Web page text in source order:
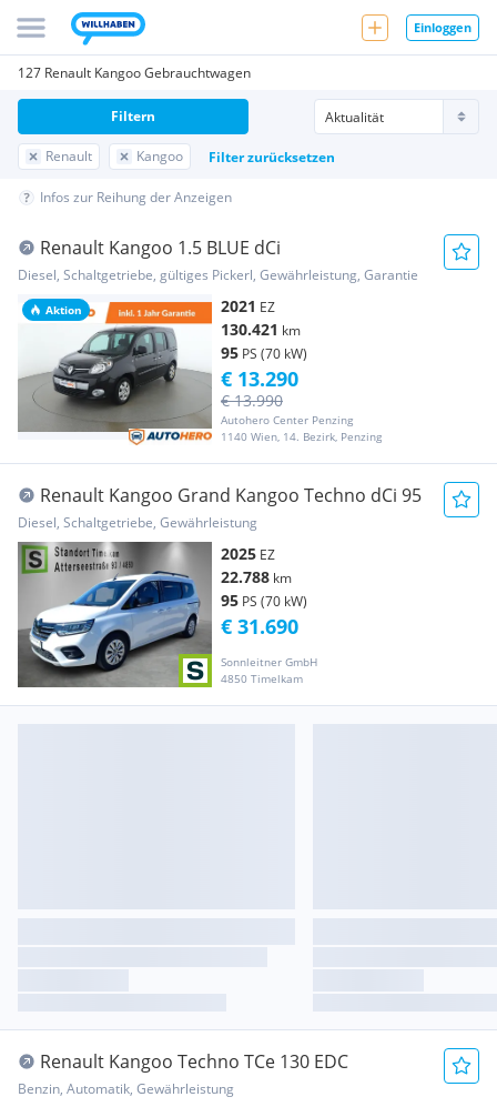
Einloggen
127 Renault Kangoo Gebrauchtwagen
Renault Kangoo Filter zurücksetzen
Filtern
Infos zur Reihung der Anzeigen
Aktion
Renault Kangoo 1.5 BLUE dCi
Diesel, Schaltgetriebe, gültiges Pickerl, Gewährleistung, Garantie
2021 EZ
130.421 km
95 PS (70 kW)
Autohero Center Penzing
1140 Wien, 14. Bezirk, Penzing
€ 13.990
€ 13.290
Renault Kangoo Grand Kangoo Techno dCi 95
Diesel, Schaltgetriebe, Gewährleistung
2025 EZ
22.788 km
95 PS (70 kW)
Sonnleitner GmbH
4850 Timelkam
€ 31.690
Renault Kangoo Techno TCe 130 EDC
Benzin, Automatik, Gewährleistung